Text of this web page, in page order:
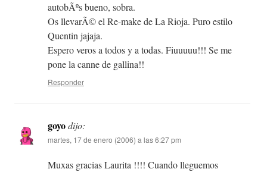
autobÃºs bueno, sobra.
Os llevarÃ© el Re-make de La Rioja. Puro estilo
Quentin jajaja.
Espero veros a todos y a todas. Fiuuuuu!!! Se me
pone la canne de gallina!!
Responder
goyodijo:
martes, 17 de enero (2006) a las 6:27 pm
Muxas gracias Laurita !!!! Cuando lleguemos